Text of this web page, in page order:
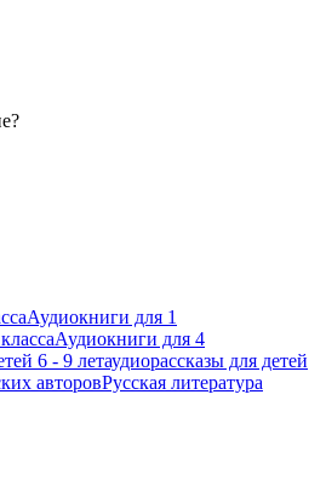
Аудиокниги для 1
Аудиокниги для 4
6 - 9 летаудиорассказы для детей
авторовРусская литература